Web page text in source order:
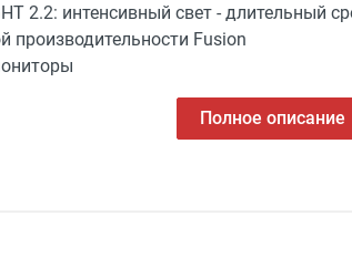
2.2: интенсивный свет - длительный
производительности Fusion
Полное описание